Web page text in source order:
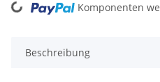
Loading... Komponenten
Beschreibung